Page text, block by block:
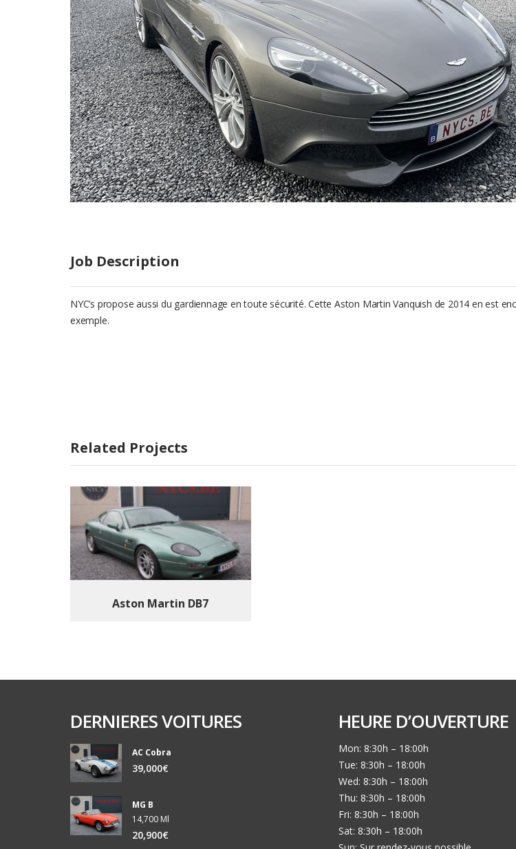
Job Description
NYC’s propose aussi du gardiennage en toute sécurité. Cette Aston Martin Vanquish de 2014 en est
exemple.
Related Projects
Aston Martin DB7
DERNIERES VOITURES
AC Cobra
39,000€
MG B
14,700 Ml
20,900€
HEURE D’OUVERTURE
Mon: 8:30h – 18:00h
Tue: 8:30h – 18:00h
Wed: 8:30h – 18:00h
Thu: 8:30h – 18:00h
Fri: 8:30h – 18:00h
Sat: 8:30h – 18:00h